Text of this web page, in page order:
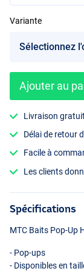
Variante
Ajouter au
Livraison
Délai de retour
Facile à
Les clients
Spécifications
MTC Baits Pop-Up
- Pop-ups
- Disponibles en